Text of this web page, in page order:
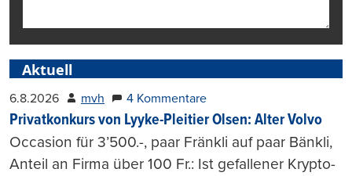
Aktuell
6.8.2026 mvh 4 Kommentare
Privatkonkurs von Lyyke-Pleitier Olsen: Alter Volvo
Occasion für 3’500.-, paar Fränkli auf paar Bänkli,
Anteil an Firma über 100 Fr.: Ist gefallener Krypto-